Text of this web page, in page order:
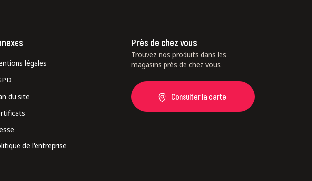
légales
du site
de l'entreprise
Près de chez vous
Trouvez nos produits dans les
magasins près de chez vous.
Consulter la carte